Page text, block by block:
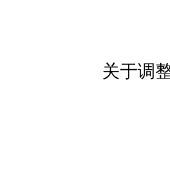
关于调